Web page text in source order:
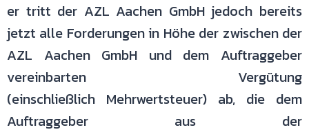
er tritt der AZL Aachen GmbH jedoch bereits
jetzt alle Forderungen in Höhe der zwischen der
AZL Aachen GmbH und dem Auftraggeber
vereinbarten Vergütung
(einschließlich Mehrwertsteuer) ab, die dem
Auftraggeber aus der